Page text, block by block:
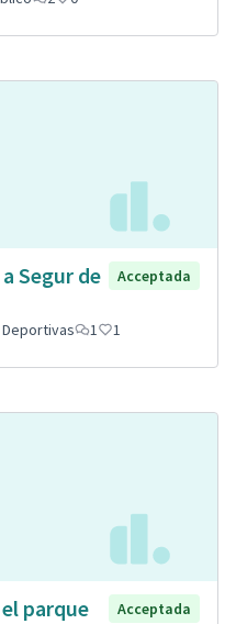
Segur de
Acceptada
1 1
parque
Acceptada